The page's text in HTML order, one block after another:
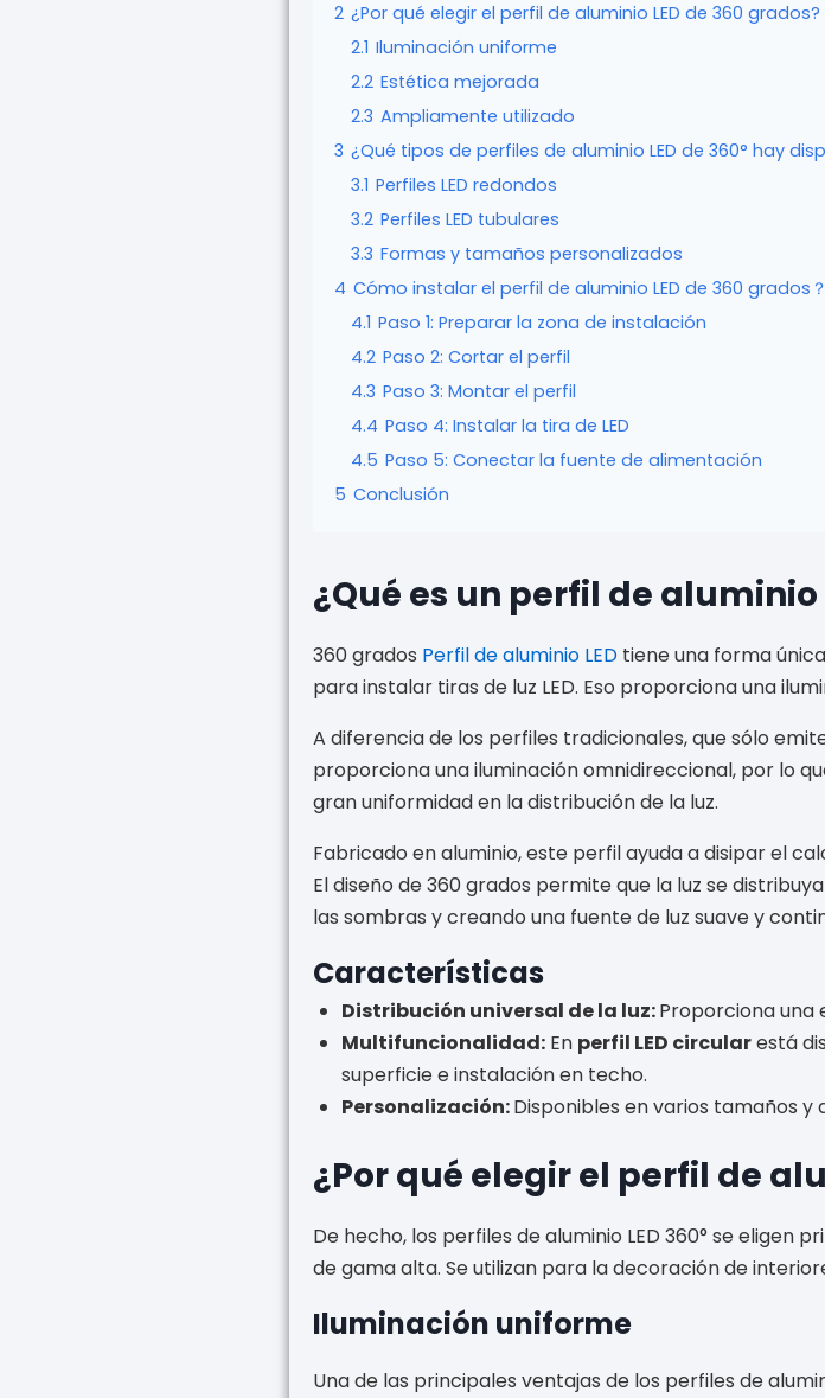
2 ¿Por qué elegir el perfil de aluminio LED de 360 grados?
2.1 Iluminación uniforme
2.2 Estética mejorada
2.3 Ampliamente utilizado
3 ¿Qué tipos de perfiles de aluminio LED de 360° hay
3.1 Perfiles LED redondos
3.2 Perfiles LED tubulares
3.3 Formas y tamaños personalizados
4 Cómo instalar el perfil de aluminio LED de 360 grados？
4.1 Paso 1: Preparar la zona de instalación
4.2 Paso 2: Cortar el perfil
4.3 Paso 3: Montar el perfil
4.4 Paso 4: Instalar la tira de LED
4.5 Paso 5: Conectar la fuente de alimentación
5 Conclusión
¿Qué es un perfil de aluminio
360 grados Perfil de aluminio LED tiene una forma
para instalar tiras de luz LED. Eso proporciona una
A diferencia de los perfiles tradicionales, que sólo
proporciona una iluminación omnidireccional, por lo
gran uniformidad en la distribución de la luz.
Fabricado en aluminio, este perfil ayuda a disipar el
El diseño de 360 grados permite que la luz se
las sombras y creando una fuente de luz suave y
Características
Distribución universal de la luz:Proporciona una
Multifuncionalidad: En perfil LED circularestá
superficie e instalación en techo.
Personalización:Disponibles en varios tamaños y
¿Por qué elegir el perfil de
De hecho, los perfiles de aluminio LED 360° se eligen
de gama alta. Se utilizan para la decoración de
Iluminación uniforme
Una de las principales ventajas de los perfiles de